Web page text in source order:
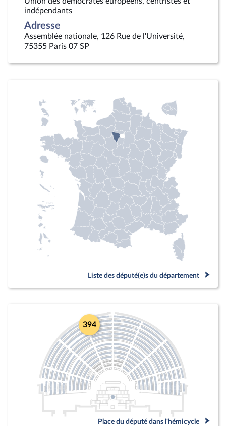
indépendants
Adresse
Assemblée nationale, 126 Rue de l'Université,
75355 Paris 07 SP
Liste des député(e)s du département
394
Place du député dans l'hémicycle